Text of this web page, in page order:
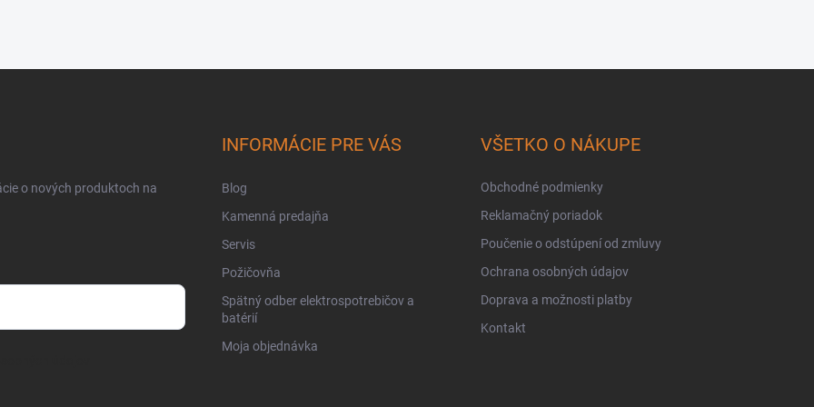
o nových produktoch na
INFORMÁCIE PRE VÁS
Blog
Kamenná predajňa
Servis
Požičovňa
Spätný odber elektrospotrebičov a
batérií
Moja objednávka
VŠETKO O NÁKUPE
Obchodné podmienky
Reklamačný poriadok
Poučenie o odstúpení od zmluvy
Ochrana osobných údajov
Doprava a možnosti platby
Kontakt